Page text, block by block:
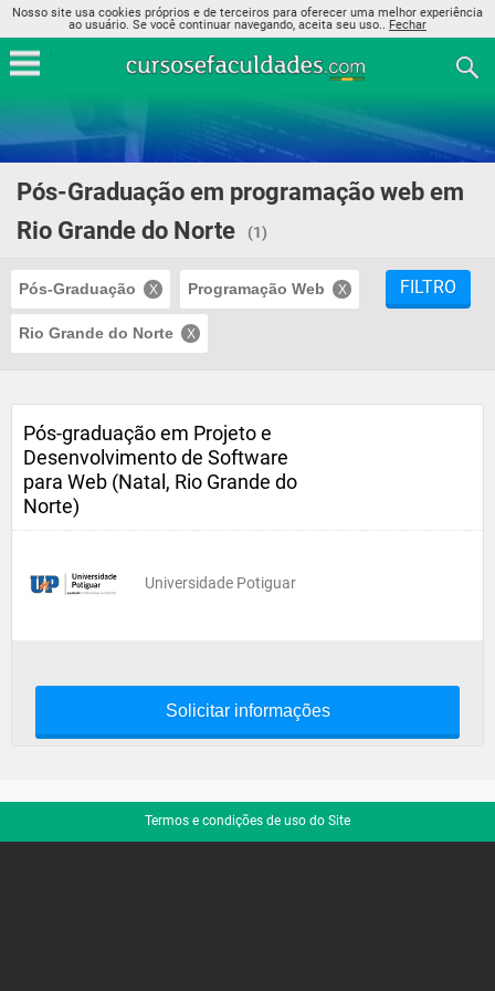
Nosso site usa cookies próprios e de terceiros para oferecer uma melhor experiência
ao usuário. Se você continuar navegando, aceita seu uso.. Fechar
Pós-Graduação em programação web em
Rio Grande do Norte
(1)
Pós-Graduação Programação Web
Rio Grande do Norte
FILTRO
Pós-graduação em Projeto e
Desenvolvimento de Software
para Web (Natal, Rio Grande do
Norte)
Universidade Potiguar
Solicitar informações
Termos e condições de uso do Site